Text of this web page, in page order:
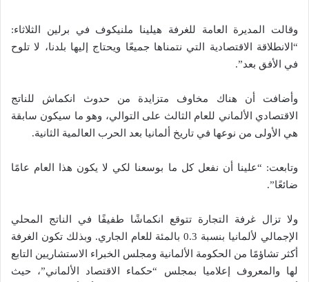
وقالت المديرة العامة للغرفة هيلينا ملنيكوف في برلين الثلاثاء:
“الانطلاقة الاقتصادية التي نتمناها جميعًا ويحتاج إليها بلدنا، لا تلوح
في الأفق بعد”.
وأضافت أن هناك مخاوف متزايدة من حدوث انكماش للناتج
الاقتصادي الألماني للعام الثالث على التوالي، وهو ما سيكون سابقة
هي الأولى من نوعها في تاريخ ألمانيا بعد الحرب العالمية الثانية.
وتابعت: “علينا أن نفعل كل ما بوسعنا لكي لا يكون هذا العام عامًا
ضائعًا”.
ولا تزال غرفة التجارة تتوقع انكماشًا طفيفًا في الناتج المحلي
الإجمالي لألمانيا بنسبة 0.3 بالمئة للعام الجاري. وبذلك تكون الغرفة
أكثر تشاؤمًا من الحكومة الألمانية ومجلس الخبراء الاستشاريين التابع
لها والمعروف إعلاميا بمجلس “حكماء الاقتصاد الألماني”، حيث